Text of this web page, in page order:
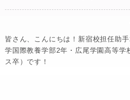
皆さん、こんにちは！新宿校担任助
学国際教養学部2年・広尾学園高等学
ス卒）です！